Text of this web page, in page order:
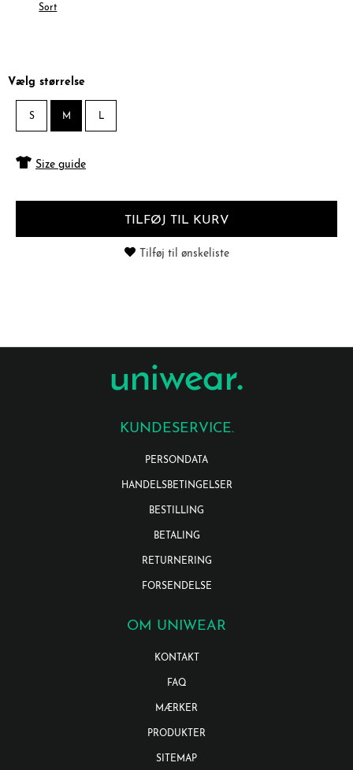
Sort
Vælg størrelse
S M L
Size guide
TILFØJ TIL KURV
Tilføj til ønskeliste
KUNDESERVICE.
PERSONDATA
HANDELSBETINGELSER
BESTILLING
BETALING
RETURNERING
FORSENDELSE
OM UNIWEAR
KONTAKT
FAQ
MÆRKER
PRODUKTER
SITEMAP